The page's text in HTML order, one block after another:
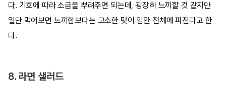
다. 기호에 따라 소금을 뿌려주면 되는데, 굉장히 느끼할 것 같지만
일단 먹어보면 느끼함보다는 고소한 맛이 입안 전체에 퍼진다고 한
다.
8. 라면 샐러드